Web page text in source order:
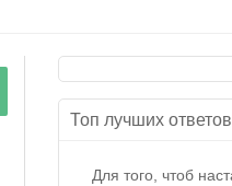
Топ лучших ответов
Для того, чтоб